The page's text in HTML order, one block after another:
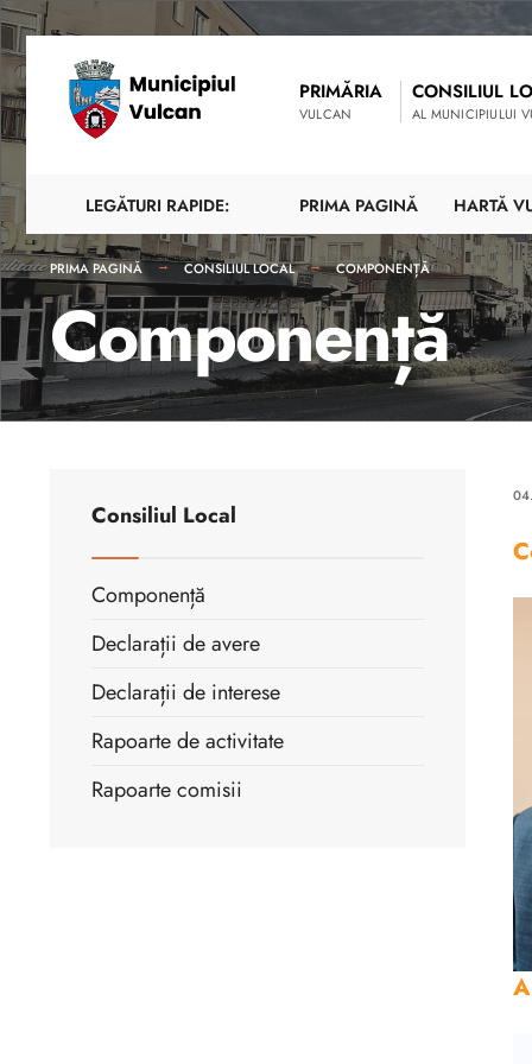
PRIMĂRIA
VULCAN
CONSILIUL
AL MUNICIPIULUI
LEGĂTURI RAPIDE: PRIMA PAGINĂ HARTĂ
PRIMA PAGINĂ CONSILIUL LOCAL COMPONENȚĂ
Componență
Consiliul Local
Componență
Declarații de avere
Declarații de interese
Rapoarte de activitate
Rapoarte comisii